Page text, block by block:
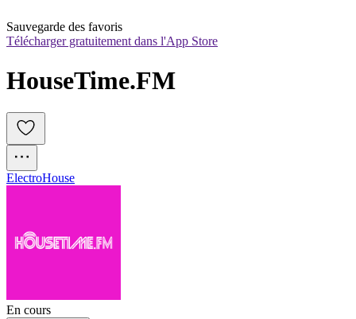
Sauvegarde des favoris
Télécharger gratuitement dans l'App Store
HouseTime.FM
ElectroHouse
En cours